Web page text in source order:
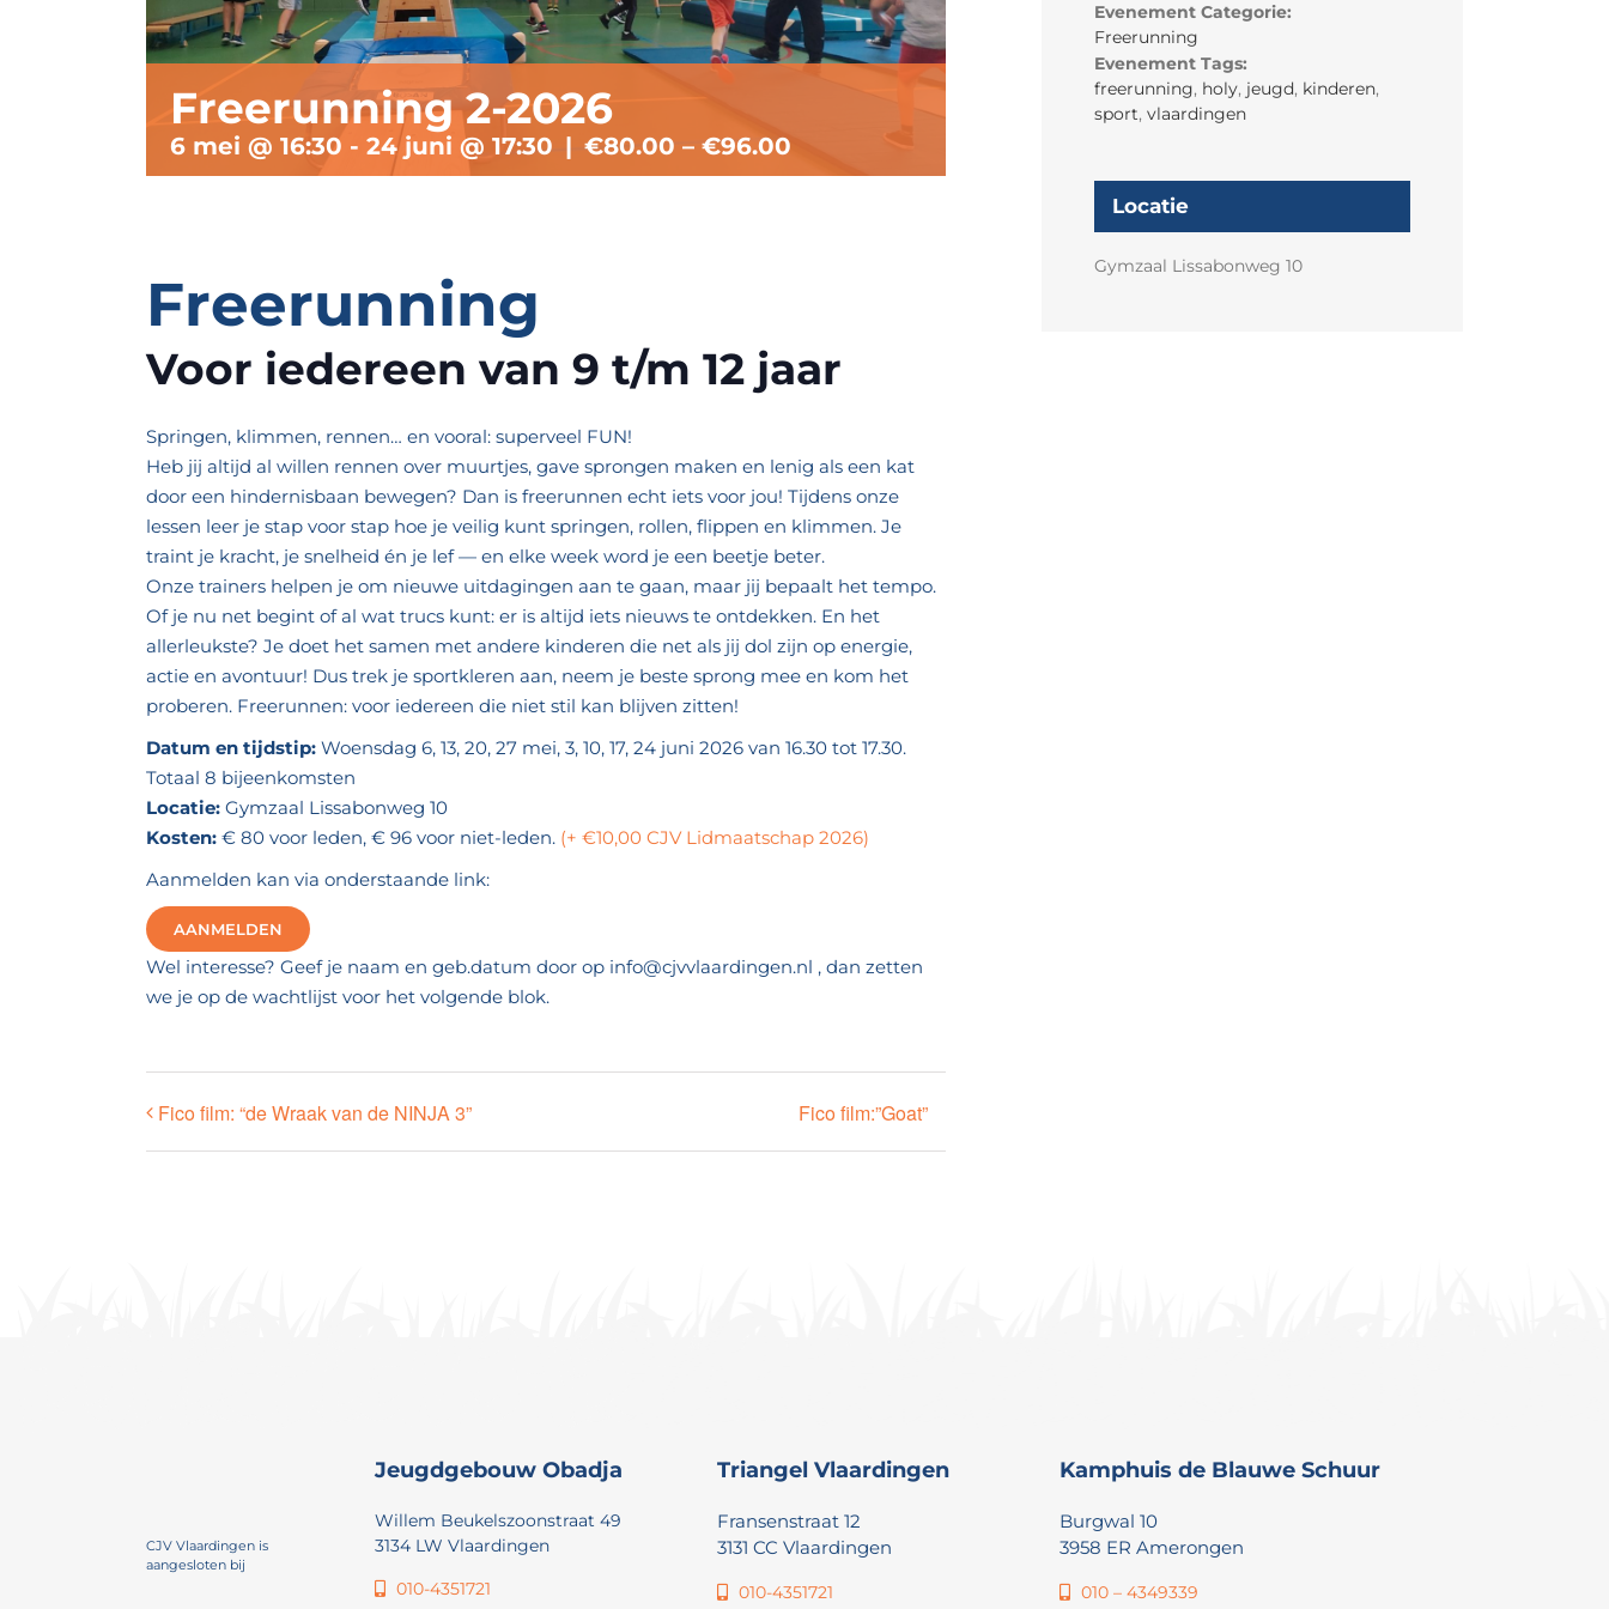
Freerunning 2-2026
6 mei @ 16:30 - 24 juni @ 17:30 | €80.00 – €96.00
Freerunning
Voor iedereen van 9 t/m 12 jaar
Springen, klimmen, rennen… en vooral: superveel FUN!
Heb jij altijd al willen rennen over muurtjes, gave sprongen maken en lenig als een kat
door een hindernisbaan bewegen? Dan is freerunnen echt iets voor jou! Tijdens onze
lessen leer je stap voor stap hoe je veilig kunt springen, rollen, flippen en klimmen. Je
traint je kracht, je snelheid én je lef — en elke week word je een beetje beter.
Onze trainers helpen je om nieuwe uitdagingen aan te gaan, maar jij bepaalt het tempo.
Of je nu net begint of al wat trucs kunt: er is altijd iets nieuws te ontdekken. En het
allerleukste? Je doet het samen met andere kinderen die net als jij dol zijn op energie,
actie en avontuur! Dus trek je sportkleren aan, neem je beste sprong mee en kom het
proberen. Freerunnen: voor iedereen die niet stil kan blijven zitten!
Datum en tijdstip: Woensdag 6, 13, 20, 27 mei, 3, 10, 17, 24 juni 2026 van 16.30 tot 17.30.
Totaal 8 bijeenkomsten
Locatie: Gymzaal Lissabonweg 10
Kosten: € 80 voor leden, € 96 voor niet-leden. (+ €10,00 CJV Lidmaatschap 2026)
Aanmelden kan via onderstaande link:
AANMELDEN
Wel interesse? Geef je naam en geb.datum door op info@cjvvlaardingen.nl , dan zetten
we je op de wachtlijst voor het volgende blok.
Fico film: “de Wraak van de NINJA 3” Fico film:”Goat”
Evenement Categorie:
Freerunning
Evenement Tags:
freerunning, holy, jeugd, kinderen,
sport, vlaardingen
Locatie
Gymzaal Lissabonweg 10
CJV Vlaardingen is
aangesloten bij
Jeugdgebouw Obadja
Willem Beukelszoonstraat 49
3134 LW Vlaardingen
010-4351721
Triangel Vlaardingen
Fransenstraat 12
3131 CC Vlaardingen
010-4351721
Kamphuis de Blauwe Schuur
Burgwal 10
3958 ER Amerongen
010 – 4349339